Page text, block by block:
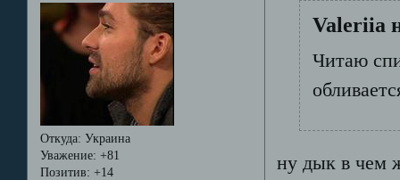
Откуда: Украина
Уважение: +81
Позитив: +14
Valeriia
Читаю
ну дык в чем